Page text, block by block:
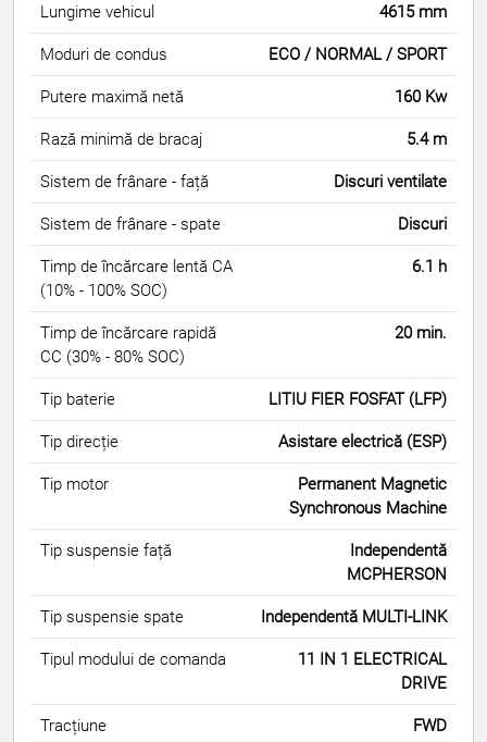
Lungime vehicul 4615 mm
Moduri de condus ECO / NORMAL / SPORT
Putere maximă netă 160 Kw
Rază minimă de bracaj 5.4 m
Sistem de frânare - față Discuri ventilate
Sistem de frânare - spate Discuri
Timp de încărcare lentă CA
(10% - 100% SOC)
6.1 h
Timp de încărcare rapidă
CC (30% - 80% SOC)
20 min.
Tip baterie LITIU FIER FOSFAT (LFP)
Tip direcție Asistare electrică (ESP)
Tip motor
Permanent Magnetic
Synchronous Machine
Tip suspensie față
Independentă
MCPHERSON
Tip suspensie spate Independentă MULTI-LINK
Tipul modului de comanda
11 IN 1 ELECTRICAL
DRIVE
Tracțiune FWD